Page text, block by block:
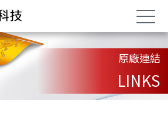
原廠連結
LINKS